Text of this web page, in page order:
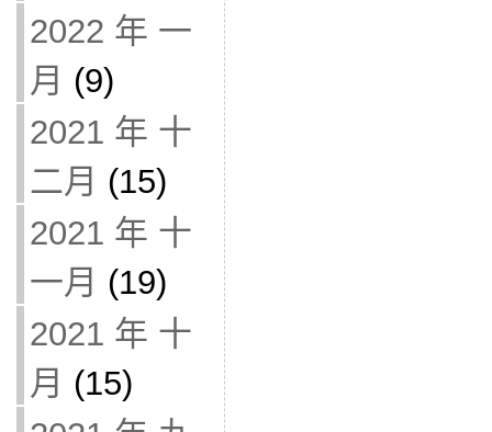
2022 年 一
月 (9)
2021 年 十
二月 (15)
2021 年 十
一月 (19)
2021 年 十
月 (15)